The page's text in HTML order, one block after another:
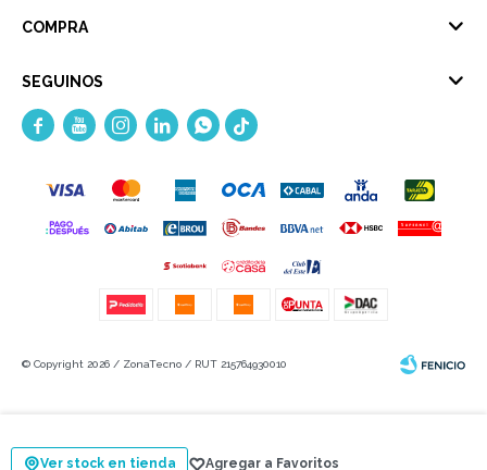
Ver stock en tienda
COMPRA
SEGUINOS
    
© Copyright 2026 / ZonaTecno / RUT 215764930010